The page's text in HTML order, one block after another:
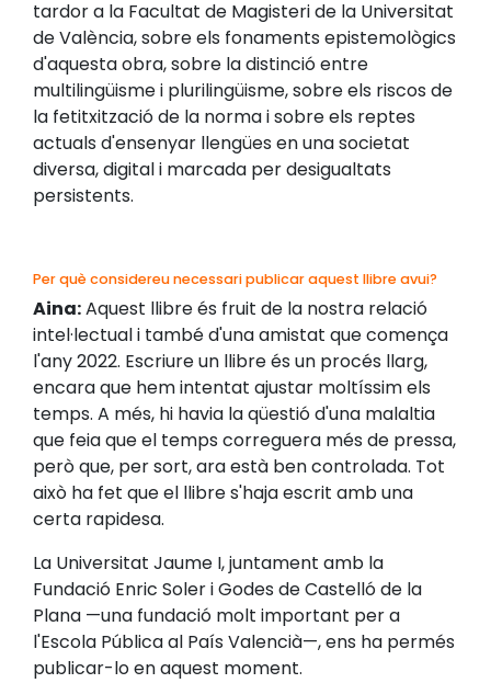
tardor a la Facultat de Magisteri de la Universitat
de València, sobre els fonaments epistemològics
d'aquesta obra, sobre la distinció entre
multilingüisme i plurilingüisme, sobre els riscos de
la fetitxització de la norma i sobre els reptes
actuals d'ensenyar llengües en una societat
diversa, digital i marcada per desigualtats
persistents.
Per què considereu necessari publicar aquest llibre avui?
Aina:Aquest llibre és fruit de la nostra relació
intel·lectual i també d'una amistat que comença
l'any 2022. Escriure un llibre és un procés llarg,
encara que hem intentat ajustar moltíssim els
temps. A més, hi havia la qüestió d'una malaltia
que feia que el temps correguera més de pressa,
però que, per sort, ara està ben controlada. Tot
això ha fet que el llibre s'haja escrit amb una
certa rapidesa.
La Universitat Jaume I, juntament amb la
Fundació Enric Soler i Godes de Castelló de la
Plana —una fundació molt important per a
l'Escola Pública al País Valencià—, ens ha permés
publicar-lo en aquest moment.